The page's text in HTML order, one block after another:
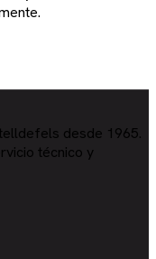
desde 1965.
técnico y